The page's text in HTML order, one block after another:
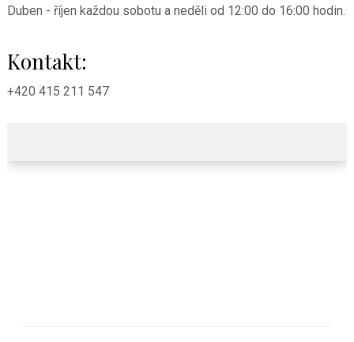
Duben - říjen každou sobotu a neděli od 12:00 do 16:00 hodin.
Kontakt:
+420 415 211 547